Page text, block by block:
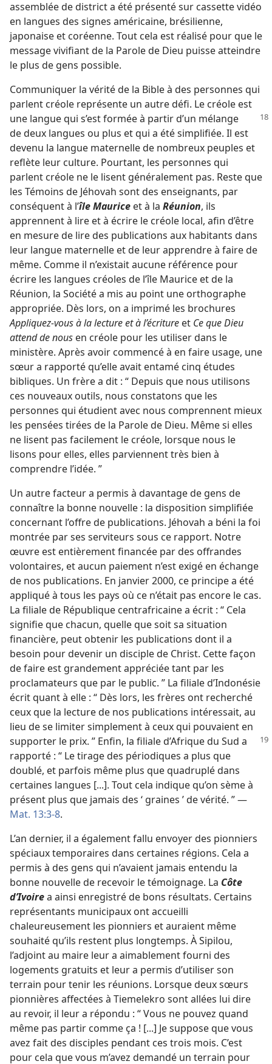
assemblée de district a été présenté sur cassette vidéo
en langues des signes américaine, brésilienne,
japonaise et coréenne. Tout cela est réalisé pour que le
message vivifiant de la Parole de Dieu puisse atteindre
le plus de gens possible.
Communiquer la vérité de la Bible à des personnes qui
parlent créole représente un autre défi. Le créole est
une langue qui s’est formée à partir d’un mélange
de deux langues ou plus et qui a été simplifiée. Il est
devenu la langue maternelle de nombreux peuples et
reflète leur culture. Pourtant, les personnes qui
parlent créole ne le lisent généralement pas. Reste que
les Témoins de Jéhovah sont des enseignants, par
conséquent à l’île Maurice et à la Réunion, ils
apprennent à lire et à écrire le créole local, afin d’être
en mesure de lire des publications aux habitants dans
leur langue maternelle et de leur apprendre à faire de
même. Comme il n’existait aucune référence pour
écrire les langues créoles de l’île Maurice et de la
Réunion, la Société a mis au point une orthographe
appropriée. Dès lors, on a imprimé les brochures
Appliquez-​vous à la lecture et à l’écriture et Ce que Dieu
attend de nous en créole pour les utiliser dans le
ministère. Après avoir commencé à en faire usage, une
sœur a rapporté qu’elle avait entamé cinq études
bibliques. Un frère a dit : “ Depuis que nous utilisons
ces nouveaux outils, nous constatons que les
personnes qui étudient avec nous comprennent mieux
les pensées tirées de la Parole de Dieu. Même si elles
ne lisent pas facilement le créole, lorsque nous le
lisons pour elles, elles parviennent très bien à
comprendre l’idée. ”
Un autre facteur a permis à davantage de gens de
connaître la bonne nouvelle : la disposition simplifiée
concernant l’offre de publications. Jéhovah a béni la foi
montrée par ses serviteurs sous ce rapport. Notre
œuvre est entièrement financée par des offrandes
volontaires, et aucun paiement n’est exigé en échange
de nos publications. En janvier 2000, ce principe a été
appliqué à tous les pays où ce n’était pas encore le cas.
La filiale de République centrafricaine a écrit : “ Cela
signifie que chacun, quelle que soit sa situation
financière, peut obtenir les publications dont il a
besoin pour devenir un disciple de Christ. Cette façon
de faire est grandement appréciée tant par les
proclamateurs que par le public. ” La filiale d’Indonésie
écrit quant à elle : “ Dès lors, les frères ont recherché
ceux que la lecture de nos publications intéressait, au
lieu de se limiter simplement à ceux qui pouvaient en
supporter le prix. ” Enfin, la filiale d’Afrique du Sud a
rapporté : “ Le tirage des périodiques a plus que
doublé, et parfois même plus que quadruplé dans
certaines langues [...]. Tout cela indique qu’on sème à
présent plus que jamais des ‘ graines ’ de vérité. ” —
Mat. 13:3-8.
L’an dernier, il a également fallu envoyer des pionniers
spéciaux temporaires dans certaines régions. Cela a
permis à des gens qui n’avaient jamais entendu la
bonne nouvelle de recevoir le témoignage. La Côte
d’Ivoirea ainsi enregistré de bons résultats. Certains
représentants municipaux ont accueilli
chaleureusement les pionniers et auraient même
souhaité qu’ils restent plus longtemps. À Sipilou,
l’adjoint au maire leur a aimablement fourni des
logements gratuits et leur a permis d’utiliser son
terrain pour tenir les réunions. Lorsque deux sœurs
pionnières affectées à Tiemelekro sont allées lui dire
au revoir, il leur a répondu : “ Vous ne pouvez quand
même pas partir comme ça ! [...] Je suppose que vous
avez fait des disciples pendant ces trois mois. C’est
pour cela que vous m’avez demandé un terrain pour